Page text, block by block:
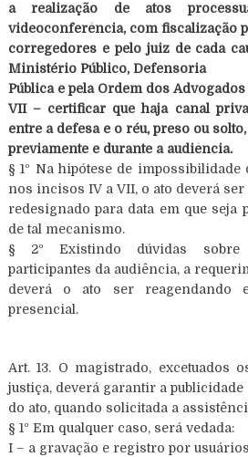
a realização de atos
videoconferência, com fiscalização
corregedores e pelo juiz de cada
Ministério Público, Defensoria
Pública e pela Ordem dos
VII – certificar que haja canal
entre a defesa e o réu, preso ou solto,
previamente e durante a audiência.
§ 1º Na hipótese de
nos incisos IV a VII, o ato deverá ser
redesignado para data em que seja
de tal mecanismo.
§ 2º Existindo dúvidas
participantes da audiência, a
deverá o ato ser reagendando
presencial.
Art. 13. O magistrado, excetuados
justiça, deverá garantir a publicidade
do ato, quando solicitada a
§ 1º Em qualquer caso, será vedada:
I – a gravação e registro por